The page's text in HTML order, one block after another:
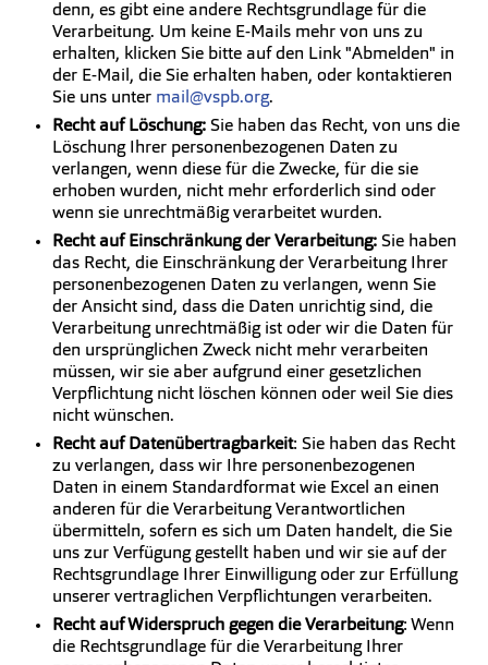
denn, es gibt eine andere Rechtsgrundlage für die
Verarbeitung. Um keine E-Mails mehr von uns zu
erhalten, klicken Sie bitte auf den Link "Abmelden" in
der E-Mail, die Sie erhalten haben, oder kontaktieren
Sie uns unter mail@vspb.org.
Recht auf Löschung: Sie haben das Recht, von uns die
Löschung Ihrer personenbezogenen Daten zu
verlangen, wenn diese für die Zwecke, für die sie
erhoben wurden, nicht mehr erforderlich sind oder
wenn sie unrechtmäßig verarbeitet wurden.
Recht auf Einschränkung der Verarbeitung: Sie haben
das Recht, die Einschränkung der Verarbeitung Ihrer
personenbezogenen Daten zu verlangen, wenn Sie
der Ansicht sind, dass die Daten unrichtig sind, die
Verarbeitung unrechtmäßig ist oder wir die Daten für
den ursprünglichen Zweck nicht mehr verarbeiten
müssen, wir sie aber aufgrund einer gesetzlichen
Verpflichtung nicht löschen können oder weil Sie dies
nicht wünschen.
Recht auf Datenübertragbarkeit: Sie haben das Recht
zu verlangen, dass wir Ihre personenbezogenen
Daten in einem Standardformat wie Excel an einen
anderen für die Verarbeitung Verantwortlichen
übermitteln, sofern es sich um Daten handelt, die Sie
uns zur Verfügung gestellt haben und wir sie auf der
Rechtsgrundlage Ihrer Einwilligung oder zur Erfüllung
unserer vertraglichen Verpflichtungen verarbeiten.
Recht auf Widerspruch gegen die Verarbeitung: Wenn
die Rechtsgrundlage für die Verarbeitung Ihrer